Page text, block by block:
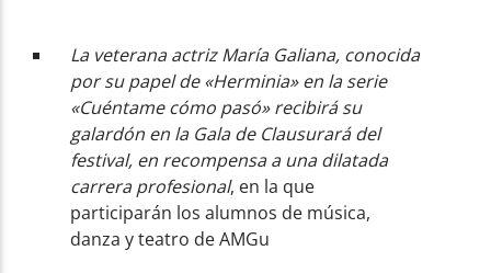
La veterana actriz María Galiana, conocida
por su papel de «Herminia» en la serie
«Cuéntame cómo pasó» recibirá su
galardón en la Gala de Clausurará del
festival, en recompensa a una dilatada
carrera profesional, en la que
participarán los alumnos de música,
danza y teatro de AMGu